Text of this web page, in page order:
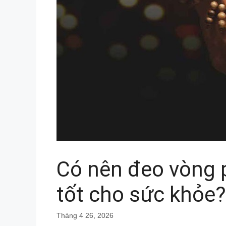
Có nên đeo
tốt cho sức khỏe?
Tháng 4 26, 2026